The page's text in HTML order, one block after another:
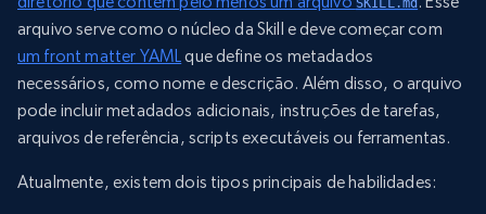
SKILL.md
arquivo serve como o núcleo da Skill e deve começar com
um front matter YAMLque define os metadados
necessários, como nome e descrição. Além disso, o arquivo
pode incluir metadados adicionais, instruções de tarefas,
arquivos de referência, scripts executáveis ou ferramentas.
Atualmente, existem dois tipos principais de habilidades: